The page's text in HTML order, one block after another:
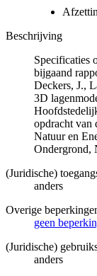
Beschrijving
Specificaties
bijgaand
Deckers, J.,
3D
opdracht van
Natuur en
Ondergrond,
(Juridische)
anders
Overige
geen
(Juridische)
anders